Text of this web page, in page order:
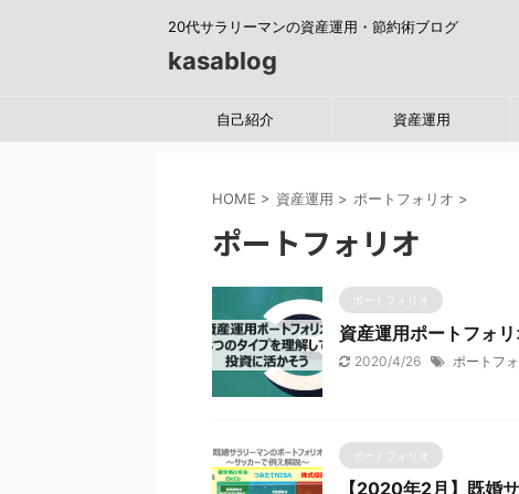
20代サラリーマンの資産運用・節約術ブログ
kasablog
自己紹介 資産運用
HOME > 資産運用 > ポートフォリオ >
ポートフォリオ
資産運用ポートフォ
2020/4/26 ポートフ
【2020年2月】既婚